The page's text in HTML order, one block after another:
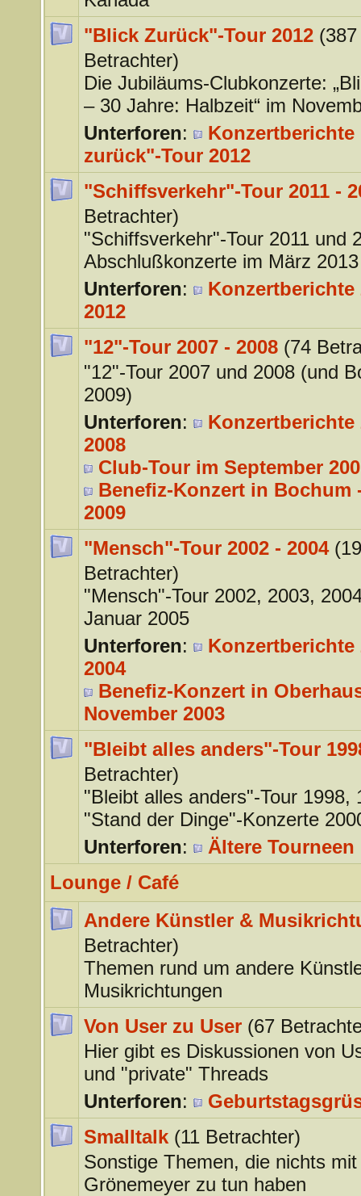
"Blick Zurück"-Tour 2012 (387
Betrachter)
Die Jubiläums-Clubkonzerte:
– 30 Jahre: Halbzeit“ im
Unterforen:
zurück"-Tour 2012
"Schiffsverkehr"-Tour 2011 -
Betrachter)
"Schiffsverkehr"-Tour 2011 und
Abschlußkonzerte im März 2013
Unterforen:
Konzertberichte
2012
"12"-Tour 2007 - 2008 (74
"12"-Tour 2007 und 2008 (und
2009)
Unterforen:
Konzertberichte
2008
Club-Tour im September
Benefiz-Konzert in Bochum
2009
"Mensch"-Tour 2002 - 2004 (19
Betrachter)
"Mensch"-Tour 2002, 2003,
Januar 2005
Unterforen:
Konzertberichte
2004
Benefiz-Konzert in
November 2003
"Bleibt alles anders"-Tour
Betrachter)
"Bleibt alles anders"-Tour 1998,
"Stand der Dinge"-Konzerte
Unterforen:
Ältere Tourneen
Lounge / Café
Andere Künstler &
Betrachter)
Themen rund um andere
Musikrichtungen
Von User zu User (67
Hier gibt es Diskussionen von
und "private" Threads
Unterforen:
Smalltalk (11 Betrachter)
Sonstige Themen, die nichts mit
Grönemeyer zu tun haben